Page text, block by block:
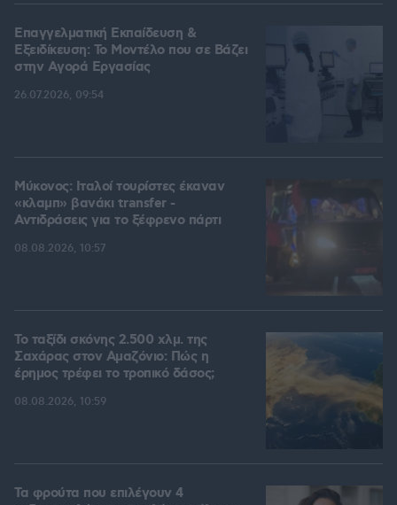
Επαγγελματική Εκπαίδευση &
Εξειδίκευση: Το Mοντέλο που σε Bάζει
στην Aγορά Eργασίας
26.07.2026, 09:54
Μύκονος: Ιταλοί τουρίστες έκαναν
«κλαμπ» βανάκι transfer -
Αντιδράσεις για το ξέφρενο πάρτι
08.08.2026, 10:57
Το ταξίδι σκόνης 2.500 χλμ. της
Σαχάρας στον Αμαζόνιο: Πώς η
έρημος τρέφει το τροπικό δάσος;
08.08.2026, 10:59
Τα φρούτα που επιλέγουν 4